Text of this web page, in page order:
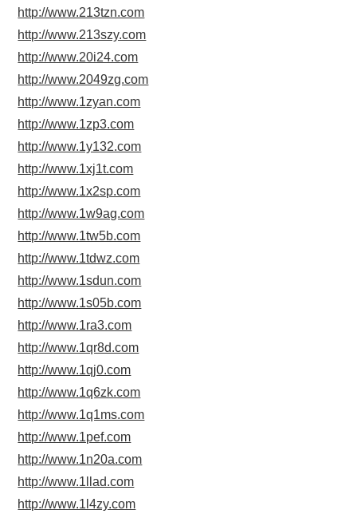
http://www.213tzn.com
http://www.213szy.com
http://www.20i24.com
http://www.2049zg.com
http://www.1zyan.com
http://www.1zp3.com
http://www.1y132.com
http://www.1xj1t.com
http://www.1x2sp.com
http://www.1w9ag.com
http://www.1tw5b.com
http://www.1tdwz.com
http://www.1sdun.com
http://www.1s05b.com
http://www.1ra3.com
http://www.1qr8d.com
http://www.1qj0.com
http://www.1q6zk.com
http://www.1q1ms.com
http://www.1pef.com
http://www.1n20a.com
http://www.1llad.com
http://www.1l4zy.com